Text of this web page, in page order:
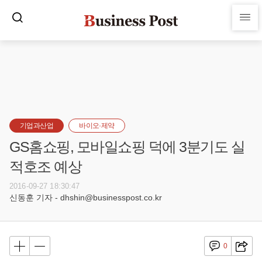
기업과산업 바이오·제약
GS홈쇼핑, 모바일쇼핑 덕에 3분기도 실
적호조 예상
2016-09-27 18:30:47
신동훈 기자 - dhshin@businesspost.co.kr
0